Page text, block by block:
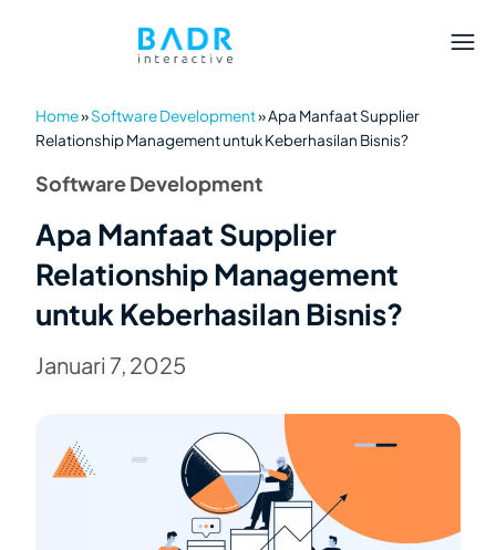
Home»Software Development»Apa Manfaat Supplier
Relationship Management untuk Keberhasilan Bisnis?
Software Development
Apa Manfaat Supplier
Relationship Management
untuk Keberhasilan Bisnis?
Januari 7, 2025